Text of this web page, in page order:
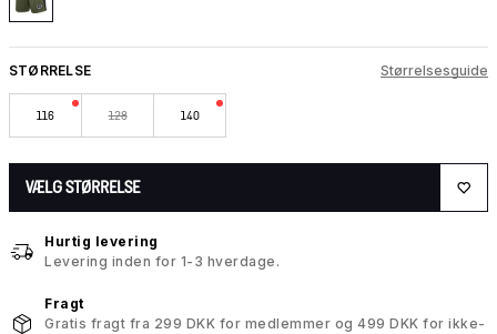
STØRRELSE Størrelsesguide
116 128 140
VÆLG STØRRELSE
Hurtig levering
Levering inden for 1-3 hverdage.
Fragt
Gratis fragt fra 299 DKK for medlemmer og 499 DKK for ikke-